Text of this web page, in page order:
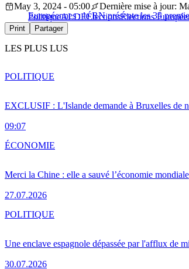
Européennes : le RN présente les 35
May 3, 2024 - 05:00
Dernière mise à jour:
PolitiqueALDEÉlectionsÉlections
Print Partager
LES PLUS LUS
EXCLUSIF : L'Islande demande à Bruxelles de
09:07
POLITIQUE
Merci la Chine : elle a sauvé l’économie mondiale
27.07.2026
ÉCONOMIE
Une enclave espagnole dépassée par l'afflux de
30.07.2026
POLITIQUE